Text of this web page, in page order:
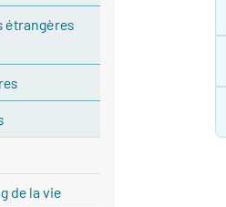
étrangères
de la vie